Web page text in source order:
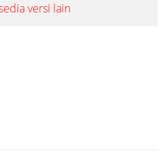
versi lain